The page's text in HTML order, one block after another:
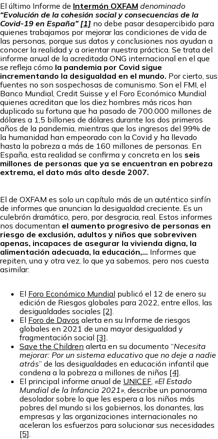
El último Informe de Intermón OXFAM denominado
“Evolución de la cohesión social y consecuencias de la
Covid-19 en España” [1] no debe pasar desapercibido para
quienes trabajamos por mejorar las condiciones de vida de
las personas, porque sus datos y conclusiones nos ayudan a
conocer la realidad y a orientar nuestra práctica. Se trata del
informe anual de la acreditada ONG internacional en el que
se refleja cómo la pandemia por Covid sigue
incrementando la desigualdad en el mundo. Por cierto, sus
fuentes no son sospechosas de comunismo. Son el FMI, el
Banco Mundial, Credit Suisse y el Foro Económico Mundial
quienes acreditan que los diez hombres más ricos han
duplicado su fortuna que ha pasado de 700.000 millones de
dólares a 1,5 billones de dólares durante los dos primeros
años de la pandemia, mientras que los ingresos del 99% de
la humanidad han empeorado con la Covid y ha llevado
hasta la pobreza a más de 160 millones de personas. En
España, esta realidad se confirma y concreta en los seis
millones de personas que ya se encuentran en pobreza
extrema, el dato más alto desde 2007.
El de OXFAM es solo un capítulo más de un auténtico sinfín
de informes que anuncian la desigualdad creciente. Es un
culebrón dramático, pero, por desgracia, real. Estos informes
nos documentan el aumento progresivo de personas en
riesgo de exclusión, adultos y niños que sobreviven
apenas, incapaces de asegurar la vivienda digna, la
alimentación adecuada, la educación,… Informes que
repiten, una y otra vez, lo que ya sabemos, pero nos cuesta
asimilar:
El Foro Económico Mundial publicó el 12 de enero su
edición de Riesgos globales para 2022, entre ellos, las
desigualdades sociales [2]
El Foro de Davos alerta en su Informe de riesgos
globales en 2021 de una mayor desigualdad y
fragmentación social [3]
Save the Children alerta en su documento “Necesita
mejorar: Por un sistema educativo que no deje a nadie
atrás” de las desigualdades en educación infantil que
condena a la pobreza a millones de niños [4]
El principal informe anual de UNICEF «El Estado
Mundial de la Infancia 2021» , describe un panorama
desolador sobre lo que les espera a los niños más
pobres del mundo si los gobiernos, los donantes, las
empresas y las organizaciones internacionales no
aceleran los esfuerzos para solucionar sus necesidades
[5]